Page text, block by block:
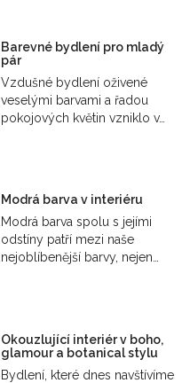
Barevné bydlení pro mladý
pár
Vzdušné bydlení oživené
veselými barvami a řadou
pokojových květin vzniklo v…
Modrá barva v interiéru
Modrá barva spolu s jejími
odstíny patří mezi naše
nejoblíbenější barvy, nejen…
Okouzlující interiér v boho,
glamour a botanical stylu
Bydlení, které dnes navštívíme